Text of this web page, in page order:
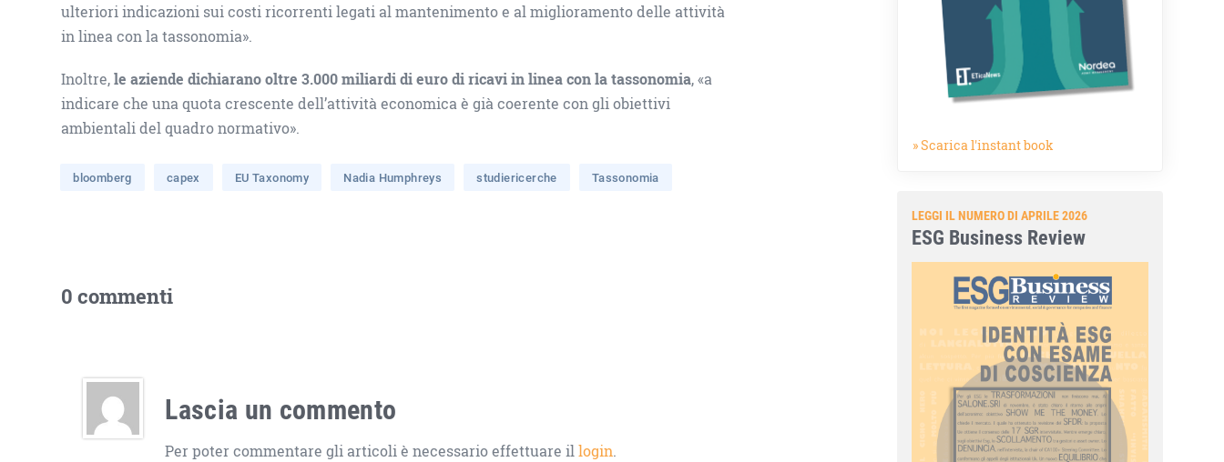
ulteriori indicazioni sui costi ricorrenti legati al mantenimento e al miglioramento delle attività
in linea con la tassonomia».
Inoltre,le aziende dichiarano oltre 3.000 miliardi di euro di ricavi in linea con la tassonomia, «a
indicare che una quota crescente dell’attività economica è già coerente con gli obiettivi
ambientali del quadro normativo».
bloomberg capex EU Taxonomy Nadia Humphreys studiericerche Tassonomia
0 commenti
Lascia un commento
Per poter commentare gli articoli è necessario effettuare illogin.
» Scarica l'instant book
LEGGI IL NUMERO DI APRILE 2026
ESG Business Review